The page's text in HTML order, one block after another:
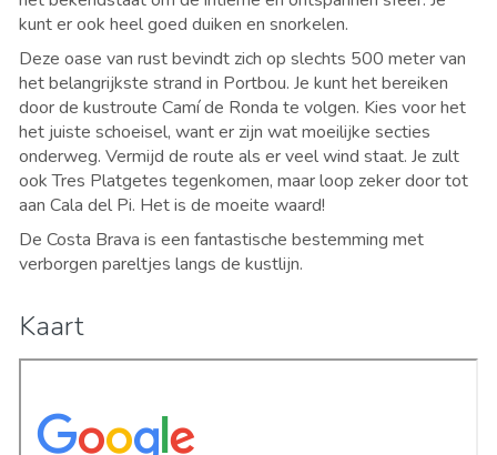
kunt er ook heel goed duiken en snorkelen.
Deze oase van rust bevindt zich op slechts 500 meter van
het belangrijkste strand in Portbou. Je kunt het bereiken
door de kustroute Camí de Ronda te volgen. Kies voor het
het juiste schoeisel, want er zijn wat moeilijke secties
onderweg. Vermijd de route als er veel wind staat. Je zult
ook Tres Platgetes tegenkomen, maar loop zeker door tot
aan Cala del Pi. Het is de moeite waard!
De Costa Brava is een fantastische bestemming met
verborgen pareltjes langs de kustlijn.
Kaart